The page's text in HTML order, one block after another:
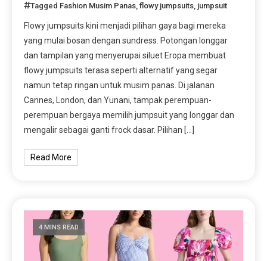
Tagged Fashion Musim Panas ,flowy jumpsuits jumpsuit
Flowy jumpsuits kini menjadi pilihan gaya bagi mereka
yang mulai bosan dengan sundress. Potongan longgar
dan tampilan yang menyerupai siluet Eropa membuat
flowy jumpsuits terasa seperti alternatif yang segar
namun tetap ringan untuk musim panas. Di jalanan
Cannes, London, dan Yunani, tampak perempuan-
perempuan bergaya memilih jumpsuit yang longgar dan
mengalir sebagai ganti frock dasar. Pilihan […]
Read More
4 MINS READ